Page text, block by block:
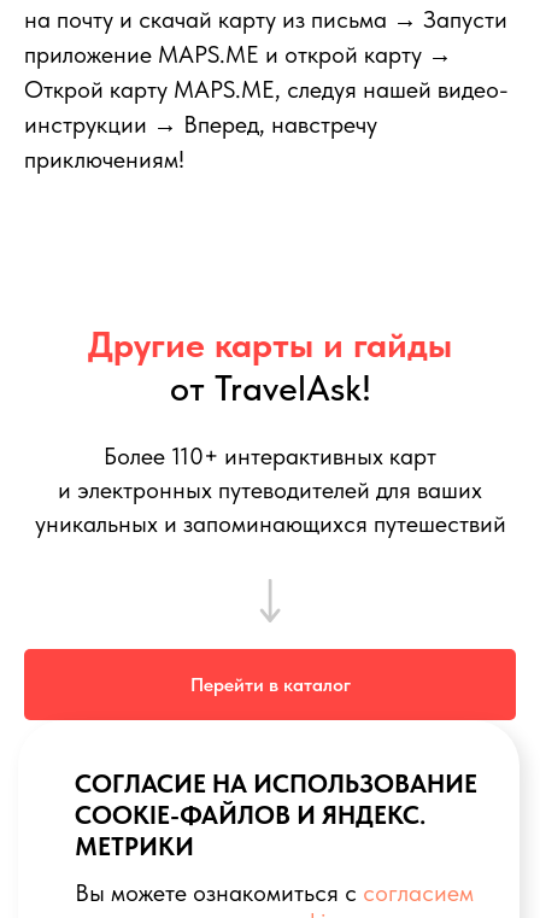
на почту и скачай карту из письма → Запусти
приложение MAPS.ME и открой карту →
Открой карту MAPS.ME, следуя нашей видео-
инструкции → Вперед, навстречу
приключениям!
Другие карты и гайды
от TravelAsk!
Более 110+ интерактивных карт
и электронных путеводителей для ваших
уникальных и запоминающихся путешествий
Перейти в каталог
TravelAsk не связан с Convexity Holdings AG (владельцем